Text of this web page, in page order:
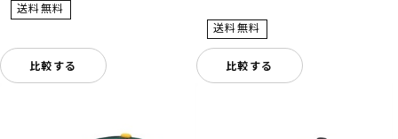
比較する 比較する